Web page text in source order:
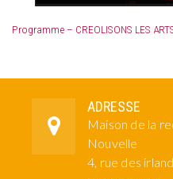
Programme – CREOLISONS LES
ADRESSE
Maison de la
Nouvelle
4, rue des